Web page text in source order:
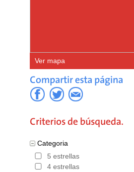
Ver mapa
Compartir esta página
Criterios de búsqueda.
Categoria
5 estrellas
4 estrellas